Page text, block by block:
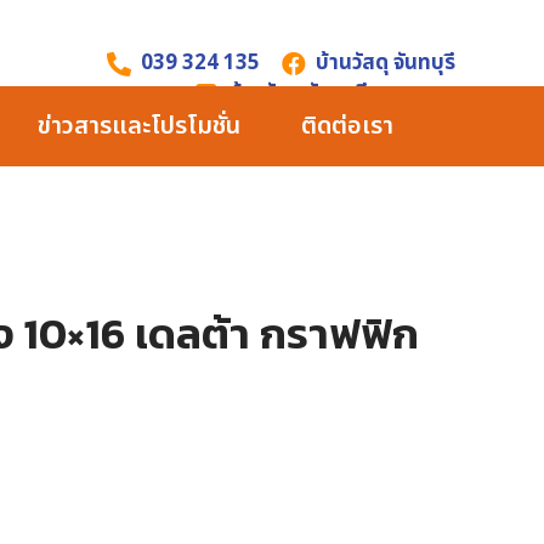
039 324 135
บ้านวัสดุ จันทบุรี
บ้านวัสดุ จันทบุรี
ข่าวสารและโปรโมชั่น ติดต่อเรา
10×16 เดลต้า กราฟฟิก